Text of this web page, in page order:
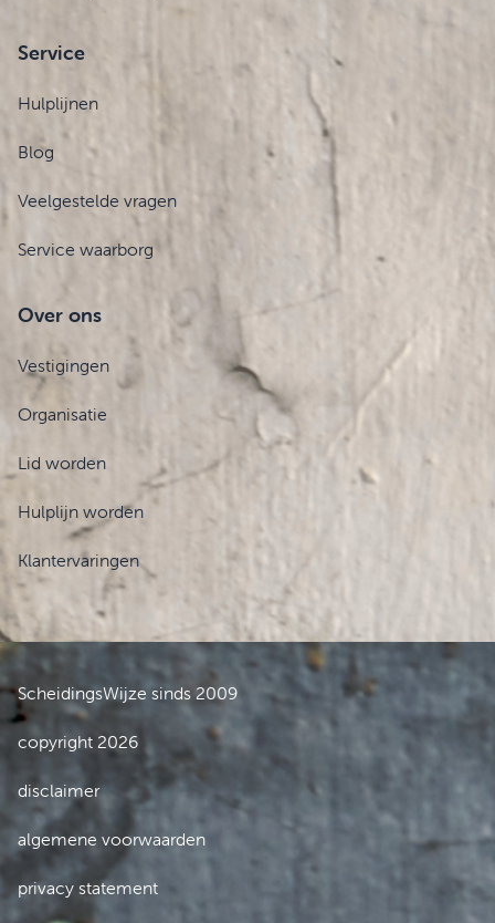
Service
Hulplijnen
Blog
Veelgestelde vragen
Service waarborg
Over ons
Vestigingen
Organisatie
Lid worden
Hulplijn worden
Klantervaringen
ScheidingsWijze sinds 2009
copyright 2026
disclaimer
algemene voorwaarden
privacy statement